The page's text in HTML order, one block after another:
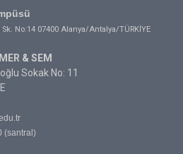
No:14 07400 Alanya/Antalya/TÜRKİYE
& SEM
Sokak No: 11
(santral)